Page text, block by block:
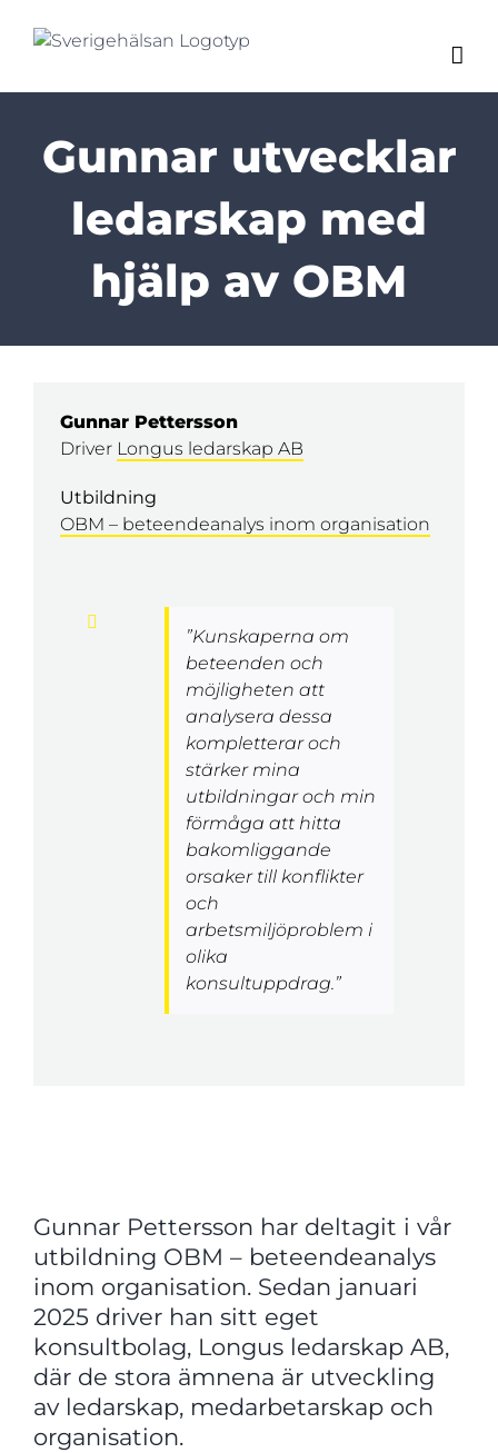
Gunnar utvecklar
ledarskap med
hjälp av OBM
Gunnar Pettersson
Driver Longus ledarskap AB
Utbildning
OBM – beteendeanalys inom organisation
”Kunskaperna om
beteenden och
möjligheten att
analysera dessa
kompletterar och
stärker mina
utbildningar och min
förmåga att hitta
bakomliggande
orsaker till konflikter
och
arbetsmiljöproblem i
olika
konsultuppdrag.”
Gunnar Pettersson har deltagit i vår
utbildning OBM – beteendeanalys
inom organisation. Sedan januari
2025 driver han sitt eget
konsultbolag, Longus ledarskap AB,
där de stora ämnena är utveckling
av ledarskap, medarbetarskap och
organisation.